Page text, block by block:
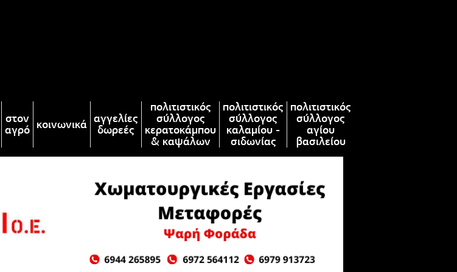
στον
αγρό κοινωνικά αγγελίες
δωρεές
πολιτιστικός
σύλλογος
κερατοκάμπου
& καψάλων
πολιτιστικός
σύλλογος
καλαμίου -
σιδωνίας
πολιτιστικός
σύλλογος
αγίου
βασιλείου